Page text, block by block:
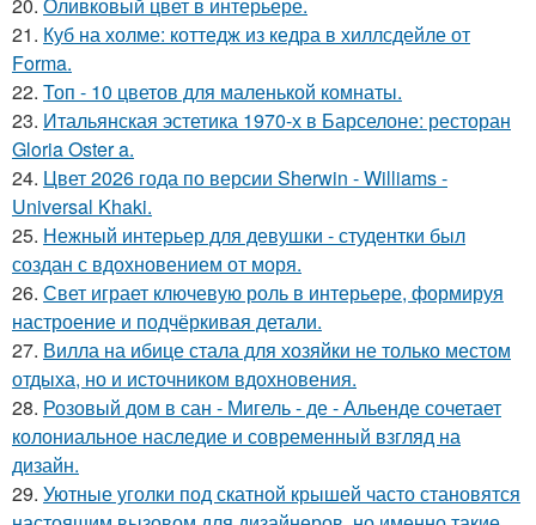
20. Оливковый цвет в интерьере.
21. Куб на холме: коттедж из кедра в хиллсдейле от
Forma.
22. Топ - 10 цветов для маленькой комнаты.
23. Итальянская эстетика 1970-х в Барселоне: ресторан
Gloria Oster a.
24. Цвет 2026 года по версии Sherwin - Williams -
Universal Khaki.
25. Нежный интерьер для девушки - студентки был
создан с вдохновением от моря.
26. Свет играет ключевую роль в интерьере, формируя
настроение и подчёркивая детали.
27. Вилла на ибице стала для хозяйки не только местом
отдыха, но и источником вдохновения.
28. Розовый дом в сан - Мигель - де - Альенде сочетает
колониальное наследие и современный взгляд на
дизайн.
29. Уютные уголки под скатной крышей часто становятся